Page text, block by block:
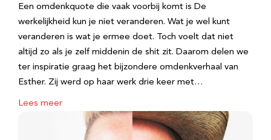
Een omdenkquote die vaak voorbij komt is De
werkelijkheid kun je niet veranderen. Wat je wel kunt
veranderen is wat je ermee doet. Toch voelt dat niet
altijd zo als je zelf middenin de shit zit. Daarom delen we
ter inspiratie graag het bijzondere omdenkverhaal van
Esther. Zij werd op haar werk drie keer met…
Lees meer